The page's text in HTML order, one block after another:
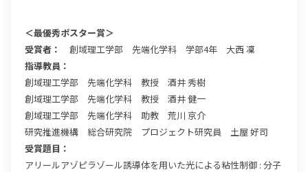
＜最優秀ポスター賞＞
受賞者：
創域理工学部 先端化学科 学部4年 大西 凜
指導教員：
創域理工学部 先端化学科 教授 酒井 秀樹
創域理工学部 先端化学科 教授 酒井 健一
創域理工学部 先端化学科 助教 荒川 京介
研究推進機構 総合研究院 プロジェクト研究員 土屋 好司
受賞題目：
アリールアゾピラゾール誘導体を用いた光による粘性制御 : 分子